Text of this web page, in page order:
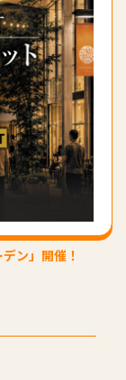
ン」開催！